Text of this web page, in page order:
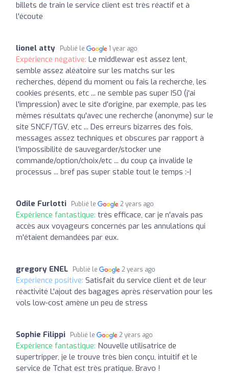
billets de train le service client est très réactif et à
l'écoute
lionel atty Publié le 1 year ago
Expérience négative: Le middlewar est assez lent,
semble assez aléatoire sur les matchs sur les
recherches, dépend du moment ou fais la recherche, les
cookies présents, etc ... ne semble pas super ISO (j'ai
l'impression) avec le site d'origine, par exemple, pas les
mêmes résultats qu'avec une recherche (anonyme) sur le
site SNCF/TGV, etc ... Des erreurs bizarres des fois,
messages assez techniques et obscures par rapport à
l'impossibilité de sauvegarder/stocker une
commande/option/choix/etc ... du coup ça invalide le
processus ... bref pas super stable tout le temps :-|
Odile Furlotti Publié le 2 years ago
Expérience fantastique: très efficace, car je n'avais pas
accès aux voyageurs concernés par les annulations qui
m'étaient demandées par eux.
gregory ENEL Publié le 2 years ago
Expérience positive: Satisfait du service client et de leur
réactivité L'ajout des bagages après réservation pour les
vols low-cost amène un peu de stress
Sophie Filippi Publié le 2 years ago
Expérience fantastique: Nouvelle utilisatrice de
supertripper, je le trouve très bien conçu, intuitif et le
service de Tchat est très pratique. Bravo !